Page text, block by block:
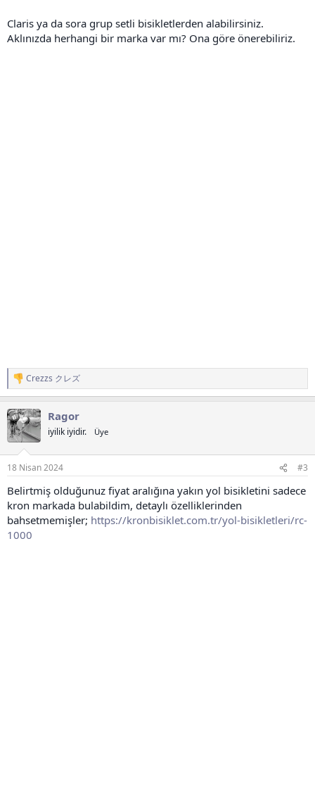
Claris ya da sora grup setli bisikletlerden alabilirsiniz.
Aklınızda herhangi bir marka var mı? Ona göre önerebiliriz.
T
e
k
i
l
:
Crezzs クレズ
Ragor
iyilik iyidir. Üye
18 Nisan 2024 #3
Belirtmiş olduğunuz fiyat aralığına yakın yol bisikletini sadece
kron markada bulabildim, detaylı özelliklerinden
bahsetmemişler; https://kronbisiklet.com.tr/yol-bisikletleri/rc-
1000